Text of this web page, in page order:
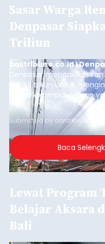
Sasar Warga
Denpasar
Triliun
balitribune.co.id I
Denpasar
Rp1,152 triliun untuk
warga kelompok rentan
garis kemiskinan.
guna menjaga
kelompok desil 5 dan 6
merosot ke kategori
Submitted by contributor
Baca
Lewat Program
Belajar Aksara
Bali